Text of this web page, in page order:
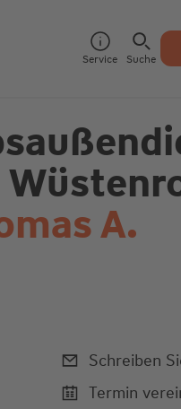
Service Suche
A.
Schreiben
Termin